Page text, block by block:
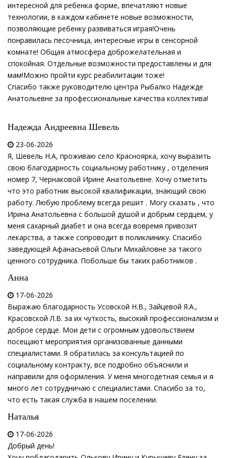
интересной для ребенка форме, впечатляют новые
технологии, в каждом кабинете новые возможности,
позволяющие ребенку развиваться играя!Очень
понравилась песочница, интересные игры в сенсорной
комнате! Общая атмосфера доброжелательная и
спокойная. Отдельные возможности предоставлены и для
мам!Можно пройти курс реабилитации тоже!
Спасибо также руководителю центра Рыбалко Надежде
Анатольевне за профессиональные качества коллектива!
Надежда Андреевна Шевель
23-06-2026
Я, Шевель Н.А, проживаю село Красноярка, хочу выразить
свою благодарность социальному работнику , отделения
номер 7, Чернаковой Ирине Анатольевне. Хочу отметить
что это работник высокой квалификации, знающий свою
работу. Любую проблему всегда решит . Могу сказать , что
Ирина Анатольевна с большой душой и добрым сердцем, у
меня сахарный диабет и она всегда вовремя привозит
лекарства, а также сопроводит в поликлинику. Спасибо
заведующей Афанасьевой Ольги Михайловне за такого
ценного сотрудника. Побольше бы таких работников .
Анна
17-06-2026
Выражаю благодарность Усовской Н.В., Зайцевой Я.А.,
Красовской Л.В. за их чуткость, высокий профессионализм и
доброе сердце. Мои дети с огромным удовольствием
посещают мероприятия организованные данными
специалистами. Я обратилась за консультацией по
социальному контракту, все подробно объяснили и
направили для оформления. У меня многодетная семья и я
много лет сотрудничаю с специалистами. Спасибо за то,
что есть такая служба в нашем поселении.
Наталья
17-06-2026
Добрый день!